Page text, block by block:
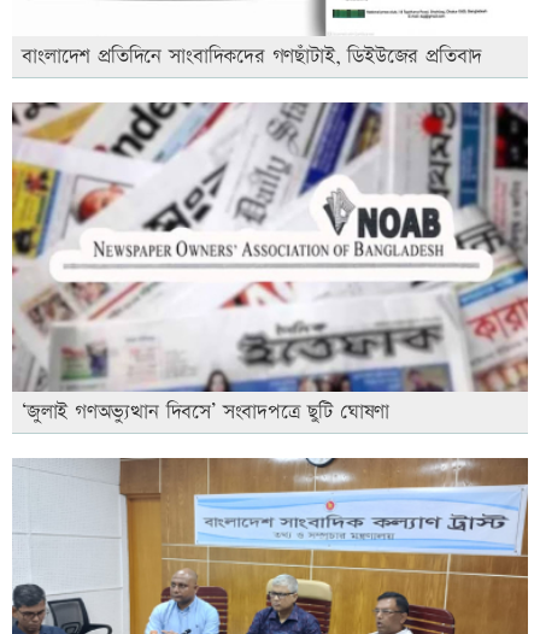
বাংলাদেশ প্রতিদিনে সাংবাদিকদের গণছাঁটাই, ডিইউজের প্রতিবাদ
‘জুলাই গণঅভ্যুত্থান দিবসে’ সংবাদপত্রে ছুটি ঘোষণা